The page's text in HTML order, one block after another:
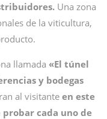
Una zona
de la viticultura,
llamada «El túnel
y bodegas
al visitante en este
cada uno de